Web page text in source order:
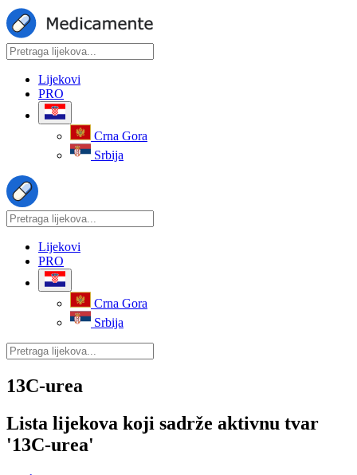
Lijekovi
PRO
Crna Gora
Srbija
Lijekovi
PRO
Crna Gora
Srbija
13C-urea
Lista lijekova koji sadrže aktivnu tvar
'13C-urea'